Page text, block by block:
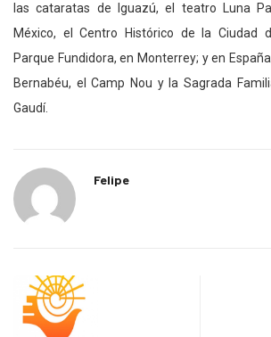
las cataratas de Iguazú, el teatro Luna
México, el Centro Histórico de la Ciudad
Parque Fundidora, en Monterrey; y en
Bernabéu, el Camp Nou y la Sagrada
Gaudí.
Felipe